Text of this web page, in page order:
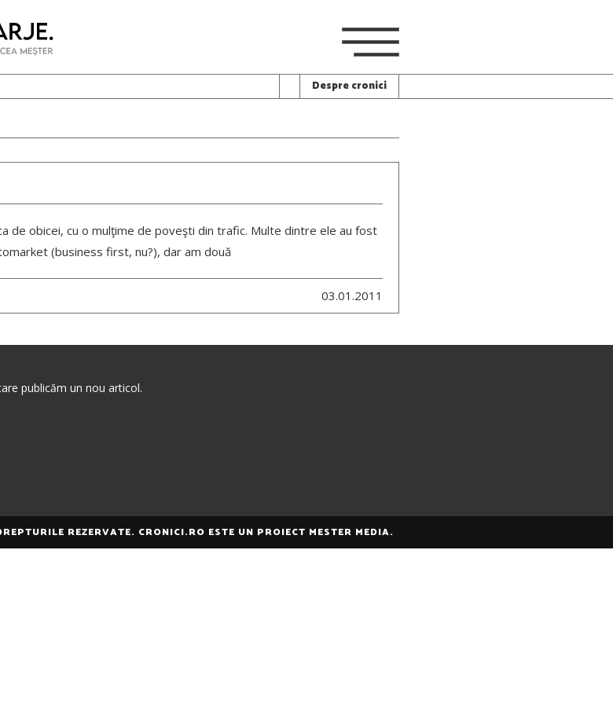
Despre cronici
de obicei, cu o mulţime de poveşti din trafic. Multe dintre ele au fost
(business first, nu?), dar am două
03.01.2011
publicăm un nou articol.
REZERVATE. CRONICI.RO ESTE UN PROIECT MESTER MEDIA.